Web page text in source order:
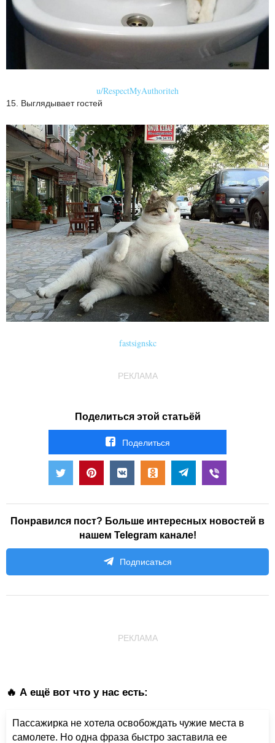
u/RespectMyAuthoriteh
15. Выглядывает гостей
fastsignskc
РЕКЛАМА
Поделиться этой статьёй
Поделиться
Понравился пост? Больше интересных новостей в
нашем Telegram канале!
Подписаться
РЕКЛАМА
🔥 А ещё вот что у нас есть:
Пассажирка не хотела освобождать чужие места в
самолете. Но одна фраза быстро заставила ее